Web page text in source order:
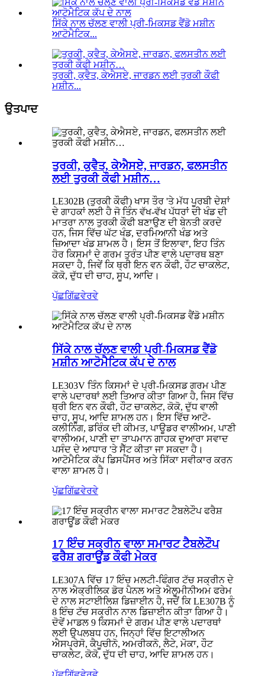
ਸਿੱਕੇ ਨਾਲ ਚੱਲਣ ਵਾਲੀ ਪ੍ਰੀ-ਮਿਕਸਡ ਵੈਂਡੋ ਮਸ਼ੀਨ
ਆਟੋਮੈਟਿਕ...
ਤੁਰਕੀ, ਕੁਵੈਤ, ਕੇਐਸਏ, ਜਾਰਡਨ ਲਈ ਤੁਰਕੀ ਕੌਫੀ
ਮਸ਼ੀਨ...
ਉਤਪਾਦ
ਤੁਰਕੀ, ਕੁਵੈਤ, ਕੇਐਸਏ, ਜਾਰਡਨ, ਫਲਸਤੀਨ
ਲਈ ਤੁਰਕੀ ਕੌਫੀ ਮਸ਼ੀਨ…
LE302B (ਤੁਰਕੀ ਕੌਫੀ) ਖਾਸ ਤੌਰ 'ਤੇ ਮੱਧ ਪੂਰਬੀ ਦੇਸ਼ਾਂ
ਦੇ ਗਾਹਕਾਂ ਲਈ ਹੈ ਜੋ ਤਿੰਨ ਵੱਖ-ਵੱਖ ਪੱਧਰਾਂ ਦੀ ਖੰਡ ਦੀ
ਮਾਤਰਾ ਨਾਲ ਤੁਰਕੀ ਕੌਫੀ ਬਣਾਉਣ ਦੀ ਬੇਨਤੀ ਕਰਦੇ
ਹਨ, ਜਿਸ ਵਿੱਚ ਘੱਟ ਖੰਡ, ਦਰਮਿਆਨੀ ਖੰਡ ਅਤੇ
ਜ਼ਿਆਦਾ ਖੰਡ ਸ਼ਾਮਲ ਹੈ। ਇਸ ਤੋਂ ਇਲਾਵਾ, ਇਹ ਤਿੰਨ
ਹੋਰ ਕਿਸਮਾਂ ਦੇ ਗਰਮ ਤੁਰੰਤ ਪੀਣ ਵਾਲੇ ਪਦਾਰਥ ਬਣਾ
ਸਕਦਾ ਹੈ, ਜਿਵੇਂ ਕਿ ਥ੍ਰੀ ਇਨ ਵਨ ਕੌਫੀ, ਹੌਟ ਚਾਕਲੇਟ,
ਕੋਕੋ, ਦੁੱਧ ਦੀ ਚਾਹ, ਸੂਪ, ਆਦਿ।
ਪੁੱਛਗਿੱਛਵੇਰਵੇ
ਸਿੱਕੇ ਨਾਲ ਚੱਲਣ ਵਾਲੀ ਪ੍ਰੀ-ਮਿਕਸਡ ਵੈਂਡੋ
ਮਸ਼ੀਨ ਆਟੋਮੈਟਿਕ ਕੱਪ ਦੇ ਨਾਲ
LE303V ਤਿੰਨ ਕਿਸਮਾਂ ਦੇ ਪ੍ਰੀ-ਮਿਕਸਡ ਗਰਮ ਪੀਣ
ਵਾਲੇ ਪਦਾਰਥਾਂ ਲਈ ਤਿਆਰ ਕੀਤਾ ਗਿਆ ਹੈ, ਜਿਸ ਵਿੱਚ
ਥ੍ਰੀ ਇਨ ਵਨ ਕੌਫੀ, ਹੌਟ ਚਾਕਲੇਟ, ਕੋਕੋ, ਦੁੱਧ ਵਾਲੀ
ਚਾਹ, ਸੂਪ, ਆਦਿ ਸ਼ਾਮਲ ਹਨ। ਇਸ ਵਿੱਚ ਆਟੋ-
ਕਲੀਨਿੰਗ, ਡਰਿੰਕ ਦੀ ਕੀਮਤ, ਪਾਊਡਰ ਵਾਲੀਅਮ, ਪਾਣੀ
ਵਾਲੀਅਮ, ਪਾਣੀ ਦਾ ਤਾਪਮਾਨ ਗਾਹਕ ਦੁਆਰਾ ਸਵਾਦ
ਪਸੰਦ ਦੇ ਆਧਾਰ 'ਤੇ ਸੈੱਟ ਕੀਤਾ ਜਾ ਸਕਦਾ ਹੈ।
ਆਟੋਮੈਟਿਕ ਕੱਪ ਡਿਸਪੈਂਸਰ ਅਤੇ ਸਿੱਕਾ ਸਵੀਕਾਰ ਕਰਨ
ਵਾਲਾ ਸ਼ਾਮਲ ਹੈ।
ਪੁੱਛਗਿੱਛਵੇਰਵੇ
17 ਇੰਚ ਸਕ੍ਰੀਨ ਵਾਲਾ ਸਮਾਰਟ ਟੈਬਲੇਟੌਪ
ਫਰੈਸ਼ ਗਰਾਊਂਡ ਕੌਫੀ ਮੇਕਰ
LE307A ਵਿੱਚ 17 ਇੰਚ ਮਲਟੀ-ਫਿੰਗਰ ਟੱਚ ਸਕ੍ਰੀਨ ਦੇ
ਨਾਲ ਐਕ੍ਰੀਲਿਕ ਡੋਰ ਪੈਨਲ ਅਤੇ ਐਲੂਮੀਨੀਅਮ ਫਰੇਮ
ਦੇ ਨਾਲ ਸਟਾਈਲਿਸ਼ ਡਿਜ਼ਾਈਨ ਹੈ, ਜਦੋਂ ਕਿ LE307B ਨੂੰ
8 ਇੰਚ ਟੱਚ ਸਕ੍ਰੀਨ ਨਾਲ ਡਿਜ਼ਾਈਨ ਕੀਤਾ ਗਿਆ ਹੈ।
ਦੋਵੇਂ ਮਾਡਲ 9 ਕਿਸਮਾਂ ਦੇ ਗਰਮ ਪੀਣ ਵਾਲੇ ਪਦਾਰਥਾਂ
ਲਈ ਉਪਲਬਧ ਹਨ, ਜਿਨ੍ਹਾਂ ਵਿੱਚ ਇਟਾਲੀਅਨ
ਐਸਪ੍ਰੇਸੋ, ਕੈਪੂਚੀਨੋ, ਅਮਰੀਕਨੋ, ਲੈਟੇ, ਮੋਕਾ, ਹੌਟ
ਚਾਕਲੇਟ, ਕੋਕੋ, ਦੁੱਧ ਦੀ ਚਾਹ, ਆਦਿ ਸ਼ਾਮਲ ਹਨ।